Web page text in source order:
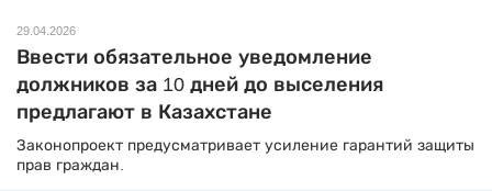
29.04.2026
Ввести обязательное уведомление
должников за 10 дней до выселения
предлагают в Казахстане
Законопроект предусматривает усиление гарантий защиты
прав граждан.